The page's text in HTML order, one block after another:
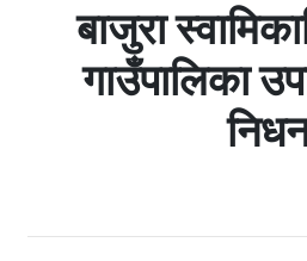
बाजुरा
गाउँपालिका